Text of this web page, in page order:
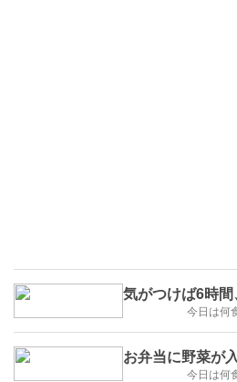
気がつけば6時
今日は何
お弁当に野菜が
今日は何